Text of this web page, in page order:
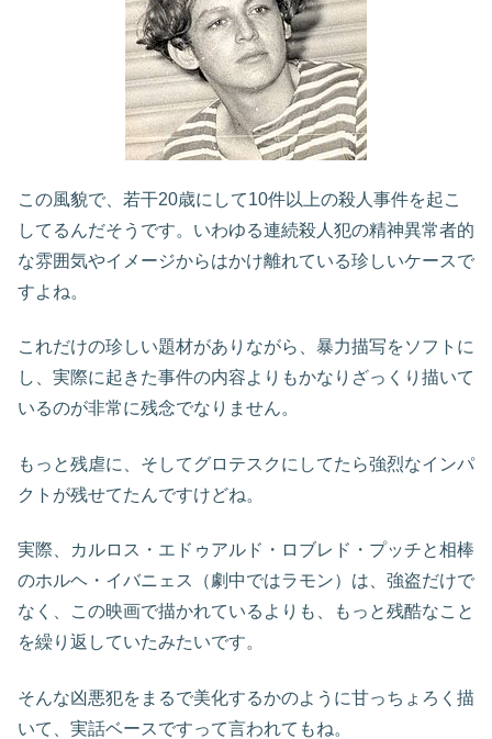
この風貌で、若干20歳にして10件以上の殺人事件を起こ
してるんだそうです。いわゆる連続殺人犯の精神異常者的
な雰囲気やイメージからはかけ離れている珍しいケースで
すよね。
これだけの珍しい題材がありながら、暴力描写をソフトに
し、実際に起きた事件の内容よりもかなりざっくり描いて
いるのが非常に残念でなりません。
もっと残虐に、そしてグロテスクにしてたら強烈なインパ
クトが残せてたんですけどね。
実際、カルロス・エドゥアルド・ロブレド・プッチと相棒
のホルヘ・イバニェス（劇中ではラモン）は、強盗だけで
なく、この映画で描かれているよりも、もっと残酷なこと
を繰り返していたみたいです。
そんな凶悪犯をまるで美化するかのように甘っちょろく描
いて、実話ベースですって言われてもね。